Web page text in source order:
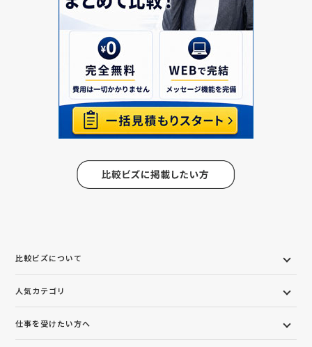
比較ビズについて
人気カテゴリ
仕事を受けたい方へ